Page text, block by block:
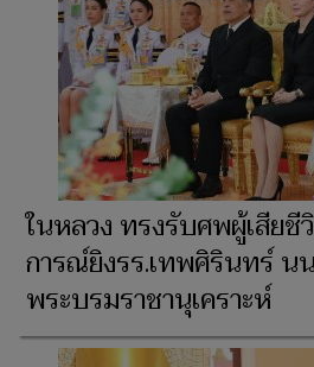
ในหลวง ทรงรับศพผู้เสียชี
การณ์ยิงรร.เทพศิรินทร์ น
พระบรมราชานุเคราะห์